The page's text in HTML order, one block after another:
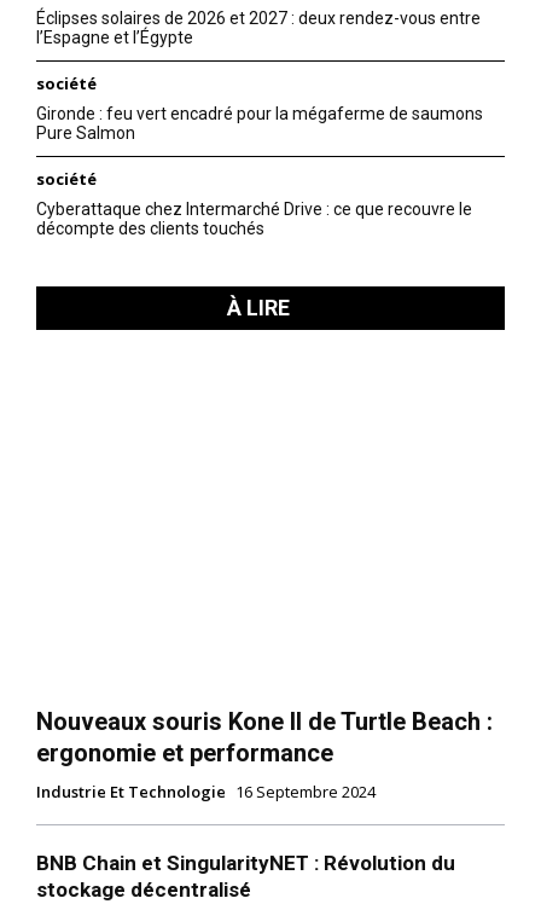
Éclipses solaires de 2026 et 2027 : deux rendez-vous entre
l’Espagne et l’Égypte
société
Gironde : feu vert encadré pour la mégaferme de saumons
Pure Salmon
société
Cyberattaque chez Intermarché Drive : ce que recouvre le
décompte des clients touchés
À LIRE
Nouveaux souris Kone II de Turtle Beach :
ergonomie et performance
Industrie Et Technologie 16 Septembre 2024
BNB Chain et SingularityNET : Révolution du
stockage décentralisé